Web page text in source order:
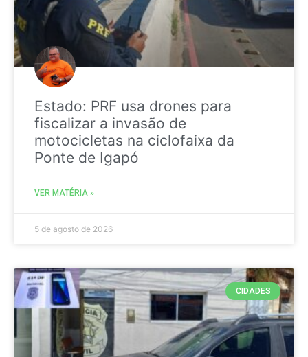
Estado: PRF usa drones para
fiscalizar a invasão de
motocicletas na ciclofaixa da
Ponte de Igapó
VER MATÉRIA »
5 de agosto de 2026
CIDADES